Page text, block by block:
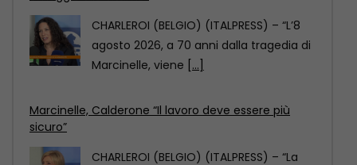
CHARLEROI (BELGIO) (ITALPRESS) – “La
ricorrenza del settantesimo
anniversario della tragedia di Marcinelle
Marcinelle, La Russa “Punto di svolta per la
sicurezza sul lavoro”